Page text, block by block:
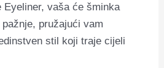
Eyeliner, vaša će šminka
pružajući vam
stil koji traje cijeli